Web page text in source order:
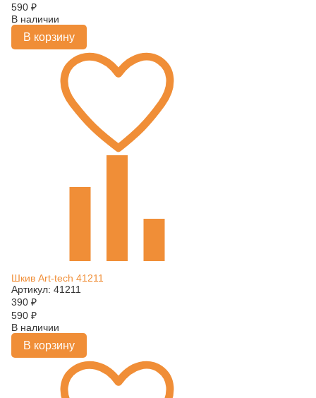
590 ₽
В наличии
В корзину
Шкив Art-tech 41211
Артикул: 41211
390 ₽
590 ₽
В наличии
В корзину